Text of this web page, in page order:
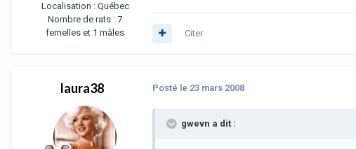
Localisation : Québec
Nombre de rats : 7
femelles et 1 mâles
Citer
laura38 Posté le 23 mars 2008
gwevn a dit :